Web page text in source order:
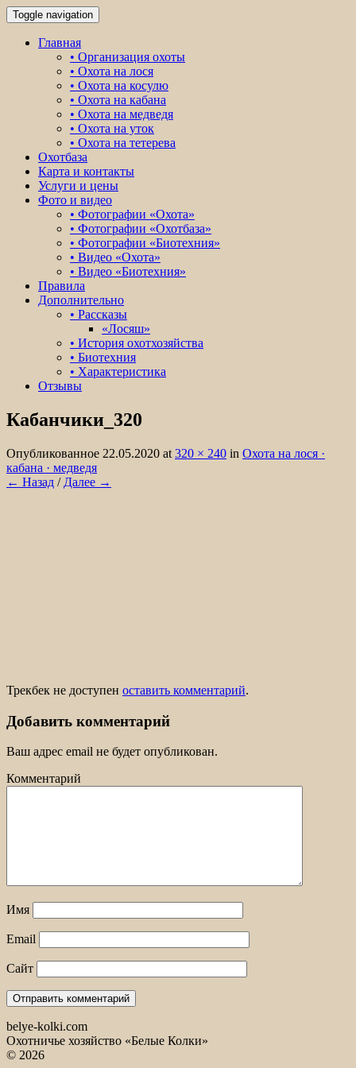
Toggle navigation
Главная
• Организация охоты
• Охота на лося
• Охота на косулю
• Охота на кабана
• Охота на медведя
• Охота на уток
• Охота на тетерева
Охотбаза
Карта и контакты
Услуги и цены
Фото и видео
• Фотографии «Охота»
• Фотографии «Охотбаза»
• Фотографии «Биотехния»
• Видео «Охота»
• Видео «Биотехния»
Правила
Дополнительно
• Рассказы
«Лосяш»
• История охотхозяйства
• Биотехния
• Характеристика
Отзывы
Организация охоты на лося, кабана,
медведя в охотничьем хозяйстве Белые
Колки.
Кабанчики_320
Опубликованное 22.05.2020 at 320 × 240 in Охота на лося ·
кабана · медведя
← Назад / Далее →
Трекбек не доступен оставить комментарий.
Добавить комментарий
Ваш адрес email не будет опубликован.
Комментарий
Имя
Email
Сайт
belye-kolki.com
Охотничье хозяйство «Белые Колки»
© 2026